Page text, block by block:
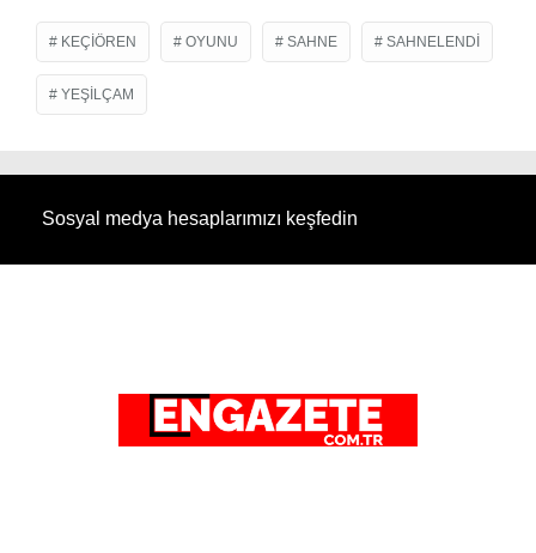
KEÇIÖREN OYUNU SAHNE SAHNELENDI
YEŞILÇAM
Sosyal medya hesaplarımızı keşfedin